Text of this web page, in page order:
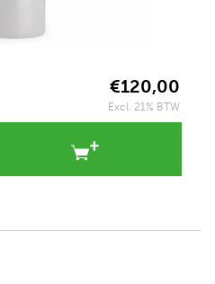
€120,00
Excl. 21% BTW